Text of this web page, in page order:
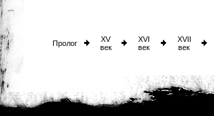
Пролог
XV
век
XVI
век
XVII
век